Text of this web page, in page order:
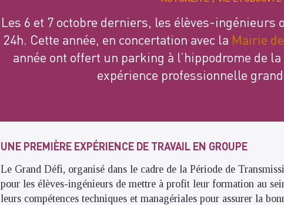
Les 6 et 7 octobre derniers, les élèves-ingénieurs
24h. Cette année, en concertation avec la Mairie
année ont offert un parking à l’hippodrome de
expérience professionnelle
UNE PREMIÈRE EXPÉRIENCE DE TRAVAIL EN GROUPE
Le Grand Défi, organisé dans le cadre de la Période de
pour les élèves-ingénieurs de mettre à profit leur formation au
leurs compétences techniques et managériales pour assurer la